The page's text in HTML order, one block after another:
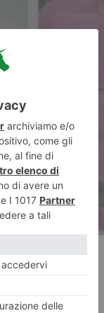
2025”